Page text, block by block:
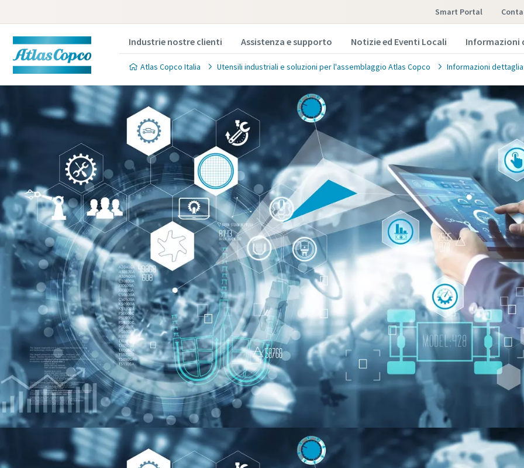
Smart Portal
Industrie nostre clienti Assistenza e supporto Notizie ed Eventi Locali Informazioni
Atlas Copco Italia Utensili industriali e soluzioni per l'assemblaggio Atlas Copco Informazioni